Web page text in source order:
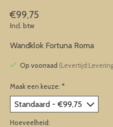
€99,75
Incl. btw
Wandklok Fortuna Roma
Op voorraad
Maak een keuze: *
Hoeveelheid: